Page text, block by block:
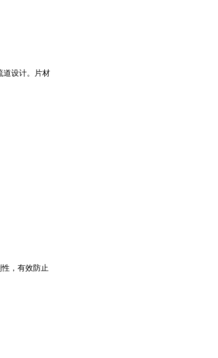
道设计。片材
，有效防止